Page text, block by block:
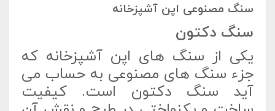
سنگ مصنوعی اپن آشپزخانه
سنگ دکتون
یکی از سنگ های اپن آشپزخانه که
جزء سنگ های مصنوعی به حساب می
آید سنگ دکتون است. کیفیت